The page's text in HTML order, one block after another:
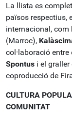
La llista es
països respectius,
internacional, com
(Marroc),
col·laboració
Spontus i el graller
coproducció de
CULTURA
COMUNITAT